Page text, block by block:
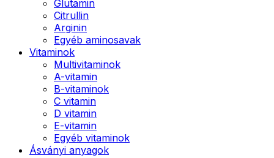
Glutamin
Citrullin
Arginin
Egyéb aminosavak
Vitaminok
Multivitaminok
A-vitamin
B-vitaminok
C vitamin
D vitamin
E-vitamin
Egyéb vitaminok
Ásványi anyagok